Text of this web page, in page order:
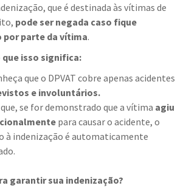
que é destinada às vítimas de
pode ser negada caso fique
parte da vítima.
que isso significa:
que o DPVAT cobre apenas acidentes
e involuntários.
se for demonstrado que a vítima agiu
para causar o acidente, o
à indenização é automaticamente
garantir sua indenização?